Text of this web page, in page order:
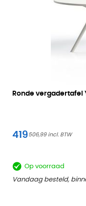
Ronde vergadertafel
419506,99
Op voorraad
Vandaag besteld,